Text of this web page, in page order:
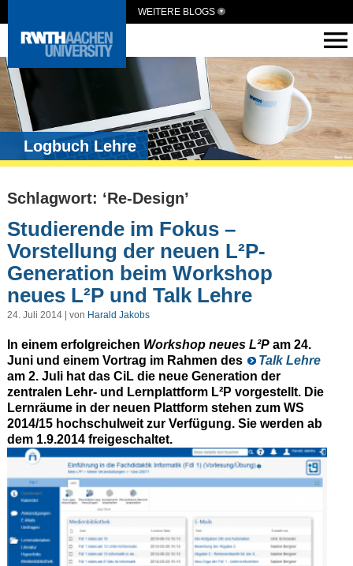
WEITERE BLOGS
Logbuch Lehre
Schlagwort: ‘Re-Design’
Studierende im Fokus –
Vorstellung der neuen L²P-
Generation beim Workshop
neues L²P und Talk Lehre
24. Juli 2014 | von Harald Jakobs
In einem erfolgreichen Workshop neues L²Pam 24.
Juni und einem Vortrag im Rahmen des
Talk Lehre
am 2. Juli hat das CiL die neue Generation der
zentralen Lehr- und Lernplattform L²P vorgestellt. Die
Lernräume in der neuen Plattform stehen zum WS
2014/15 hochschulweit zur Verfügung. Sie werden ab
dem 1.9.2014 freigeschaltet.